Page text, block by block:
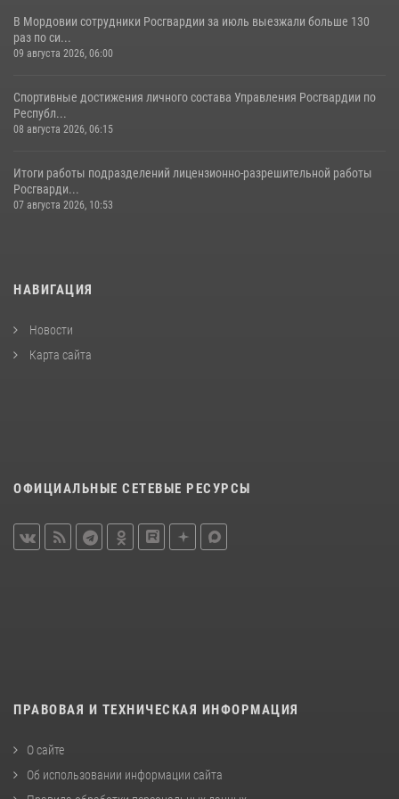
В Мордовии сотрудники Росгвардии за июль выезжали больше 130
раз по си...
09 августа 2026, 06:00
Спортивные достижения личного состава Управления Росгвардии по
Республ...
08 августа 2026, 06:15
Итоги работы подразделений лицензионно-разрешительной работы
Росгварди...
07 августа 2026, 10:53
НАВИГАЦИЯ
Новости
Карта сайта
ОФИЦИАЛЬНЫЕ СЕТЕВЫЕ РЕСУРСЫ
ПРАВОВАЯ И ТЕХНИЧЕСКАЯ ИНФОРМАЦИЯ
О сайте
Об использовании информации сайта